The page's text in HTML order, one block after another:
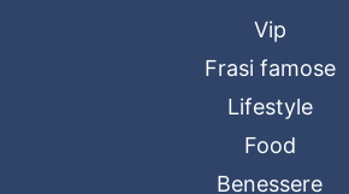
Vip
Frasi famose
Lifestyle
Food
Benessere